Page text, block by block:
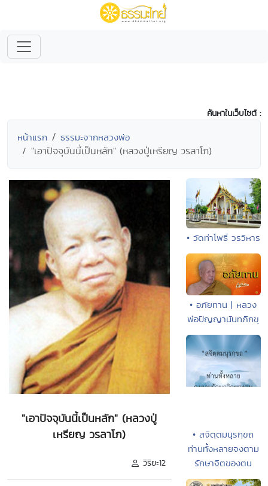
ค้นหาในเว็บไซต์ :
หน้าแรก ธรรมะจากหลวงพ่อ
"เอาปัจจุบันนี้เป็นหลัก" (หลวงปู่เหรียญ วรลาโภ)
"เอาปัจจุบันนี้เป็นหลัก" (หลวงปู่
เหรียญ วรลาโภ)
วิริยะ12
• วัดท่าโพธิ์ วรวิหาร
• อภัยทาน | หลวง
พ่อปัญญานันทภิกขุ
• สจิตฺตมนุรกฺขถ
ท่านทั้งหลายจงตาม
รักษาจิตของตน